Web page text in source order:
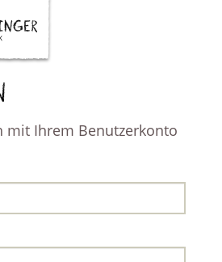
mit Ihrem Benutzerkonto